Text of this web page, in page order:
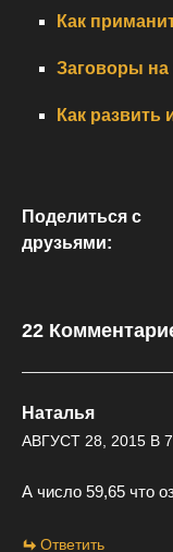
Как
Заговоры
Как развить
Поделиться с
друзьями:
22
Наталья
АВГУСТ 28, 2015 В
А число 59,65 что
Ответить